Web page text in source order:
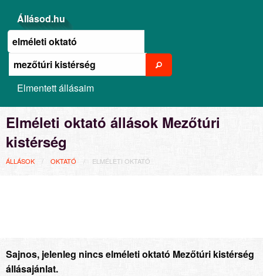
Állásod.hu
Elmentett állásaim
Elméleti oktató állások Mezőtúri
kistérség
ÁLLÁSOK OKTATÓ ELMÉLETI OKTATÓ
Sajnos, jelenleg nincs elméleti oktató Mezőtúri kistérség
állásajánlat.